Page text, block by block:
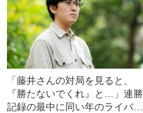
「藤井さんの対局を見ると、
『勝たないでくれ』と…」連勝
記録の最中に同い年のライバル